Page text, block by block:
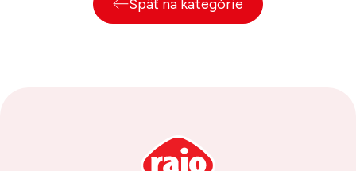
Späť na kategórie